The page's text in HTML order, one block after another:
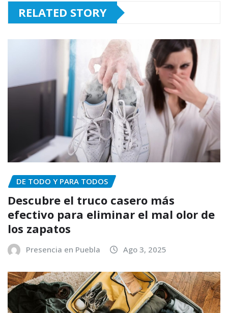
RELATED STORY
DE TODO Y PARA TODOS
Descubre el truco casero más
efectivo para eliminar el mal olor de
los zapatos
Presencia en Puebla Ago 3, 2025